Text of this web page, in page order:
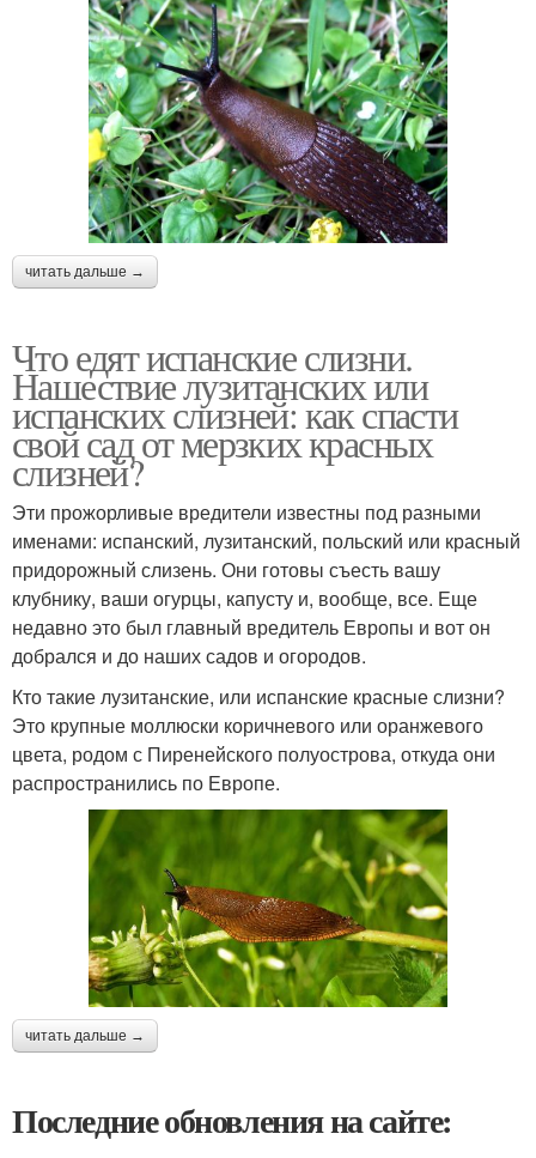
читать дальше →
Что едят испанские слизни.
Нашествие лузитанских или
испанских слизней: как спасти
свой сад от мерзких красных
слизней?
Эти прожорливые вредители известны под разными
именами: испанский, лузитанский, польский или красный
придорожный слизень. Они готовы съесть вашу
клубнику, ваши огурцы, капусту и, вообще, все. Еще
недавно это был главный вредитель Европы и вот он
добрался и до наших садов и огородов.
Кто такие лузитанские, или испанские красные слизни?
Это крупные моллюски коричневого или оранжевого
цвета, родом с Пиренейского полуострова, откуда они
распространились по Европе.
читать дальше →
Последние обновления на сайте: